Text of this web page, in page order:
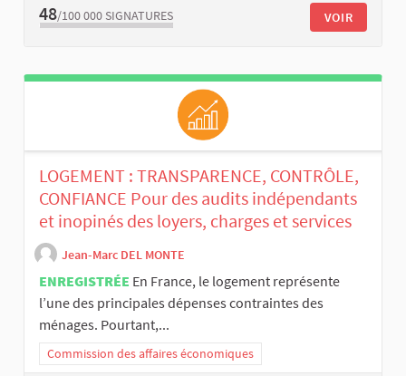
48/100 000 SIGNATURES VOIR
LOGEMENT : TRANSPARENCE, CONTRÔLE,
CONFIANCE Pour des audits indépendants
et inopinés des loyers, charges et services
Jean-Marc DEL MONTE
ENREGISTRÉE En France, le logement représente
l’une des principales dépenses contraintes des
ménages. Pourtant,...
Commission des affaires économiques